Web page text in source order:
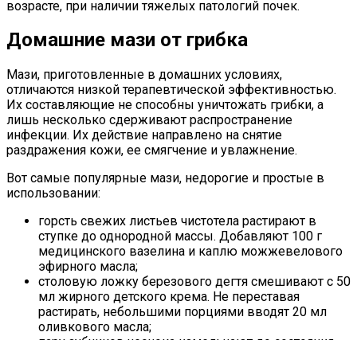
возрасте, при наличии тяжелых патологий почек.
Домашние мази от грибка
Мази, приготовленные в домашних условиях,
отличаются низкой терапевтической эффективностью.
Их составляющие не способны уничтожать грибки, а
лишь несколько сдерживают распространение
инфекции. Их действие направлено на снятие
раздражения кожи, ее смягчение и увлажнение.
Вот самые популярные мази, недорогие и простые в
использовании:
горсть свежих листьев чистотела растирают в
ступке до однородной массы. Добавляют 100 г
медицинского вазелина и каплю можжевелового
эфирного масла;
столовую ложку березового дегтя смешивают с 50
мл жирного детского крема. Не переставая
растирать, небольшими порциями вводят 20 мл
оливкового масла;